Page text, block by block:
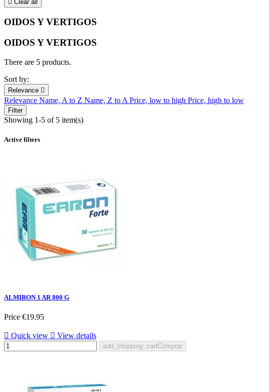
 Clear all
OIDOS Y VERTIGOS
OIDOS Y VERTIGOS
There are 5 products.
Sort by:
Relevance 
Relevance Name, A to Z Name, Z to A Price, low to high Price, high to low
Filter
Showing 1-5 of 5 item(s)
Active filters
ALMIRON 1 AR 800 G
Price €19.95
 Quick view  View details
add_shopping_cartComprar